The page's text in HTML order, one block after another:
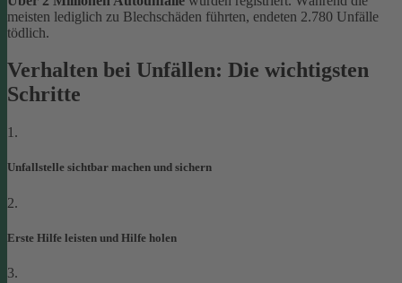
meisten lediglich zu Blechschäden führten, endeten 2.780 Unfälle
tödlich.
Verhalten bei Unfällen: Die wichtigsten
Schritte
1.
Unfallstelle sichtbar machen und sichern
2.
Erste Hilfe leisten und Hilfe holen
3.